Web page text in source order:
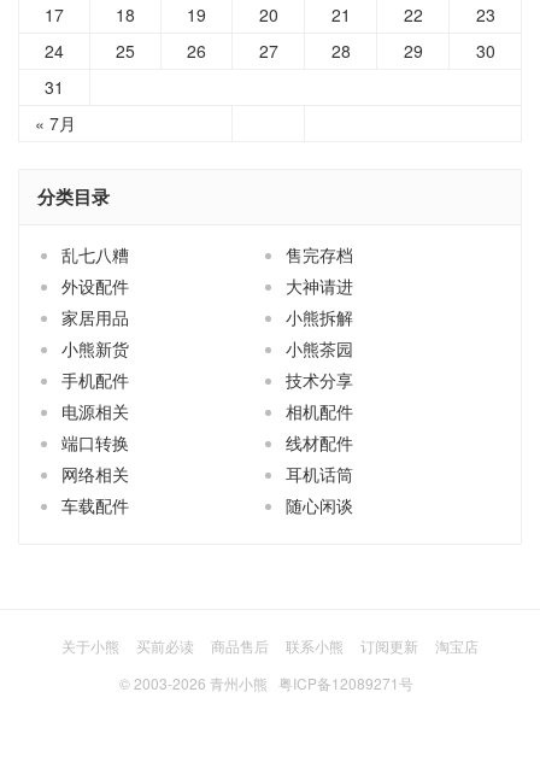
« 7月
17
18 19 20 21 22
23
24
25 26 27 28 29
30
31
分类目录
乱七八糟
售完存档
外设配件
大神请进
家居用品
小熊拆解
小熊新货
小熊茶园
手机配件
技术分享
电源相关
相机配件
端口转换
线材配件
网络相关
耳机话筒
车载配件
随心闲谈
关于小熊 买前必读 商品售后 联系小熊 订阅更新
淘宝店
© 2003-2026 青州小熊 粤ICP备12089271号